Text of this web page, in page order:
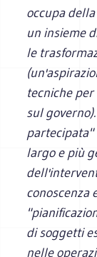
occupa
un insieme
le
tecniche
sul
partecipata"
largo e più
conoscenza
di soggetti
nelle